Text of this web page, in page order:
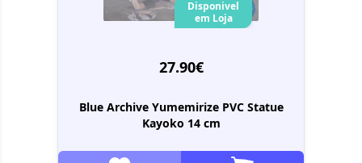
Disponivel
em Loja
27.90€
Blue Archive Yumemirize PVC Statue
Kayoko 14 cm